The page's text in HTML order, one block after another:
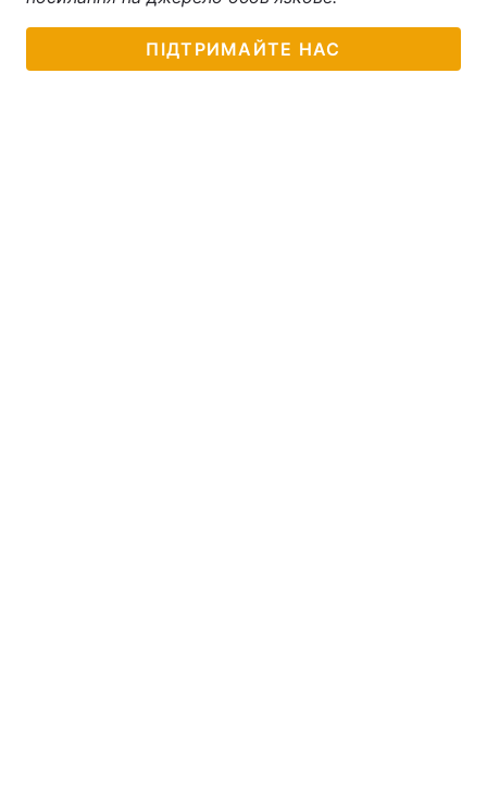
ПІДТРИМАЙТЕ НАС